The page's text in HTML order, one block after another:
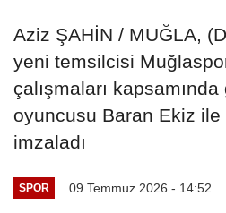
Aziz ŞAHİN / MUĞLA,
yeni temsilcisi
çalışmaları
oyuncusu Baran Ekiz
imzaladı
SPOR 09 Temmuz 2026 - 14:52